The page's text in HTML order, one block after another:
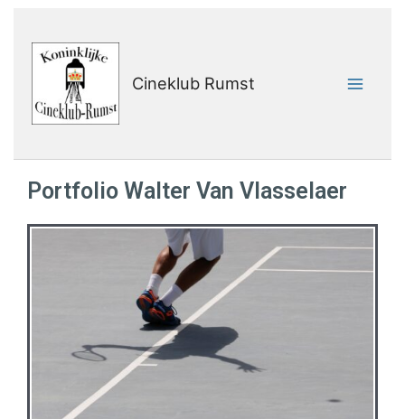
Cineklub Rumst
Portfolio Walter Van Vlasselaer